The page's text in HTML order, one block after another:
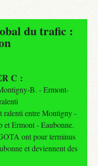
du trafic :
C :
B. - Ermont-
ralenti entre Montigny -
et Ermont - Eaubonne.
ont pour terminus
et deviennent des